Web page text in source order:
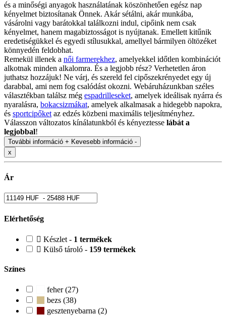
és a minőségi anyagok használatának köszönhetően egész nap
kényelmet biztosítanak Önnek. Akár sétálni, akár munkába,
vásárolni vagy barátokkal találkozni indul, cipőink nem csak
kényelmet, hanem magabiztosságot is nyújtanak. Emellett kitűnik
eredetiségükkel és egyedi stílusukkal, amellyel bármilyen öltözéket
könnyedén feldobhat.
Remekül illenek a női farmerekhez, amelyekkel időtlen kombinációt
alkotnak minden alkalomra. És a legjobb rész? Verhetetlen áron
juthatsz hozzájuk! Ne várj, és szereld fel cipőszekrényedet egy új
darabbal, ami nem fog csalódást okozni. Webáruházunkban széles
választékban találsz még espadrilleseket, amelyek ideálisak nyárra és
nyaralásra, bokacsizmákat, amelyek alkalmasak a hidegebb napokra,
és sportcipőket az edzés közbeni maximális teljesítményhez.
Válasszon változatos kínálatunkból és kényeztesse lábát a
legjobbal!
További információ + Kevesebb információ -
x
Ár
Elérhetőség
Készlet - 1 termékek
Külső tároló - 159 termékek
Színes
feher (27)
bezs (38)
gesztenyebarna (2)